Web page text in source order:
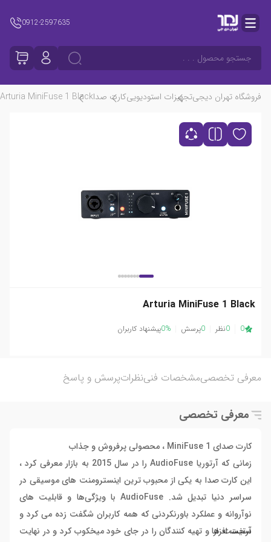
0912-2597635
جستجو محصول . . .
فروشگاه تهران دیجیتجهیزات استودیوییکارت صداArturia MiniFuse 1 Black
Arturia MiniFuse 1 Black
0
0نظر 0پرسش 0%پیشنهاد کاربران
معرفی تخصصیمشخصات فنینظراتپرسش و پاسخ
معرفی تخصصی
کارت صدای MiniFuse 1 ، محصولی پرفروش و جذاب
زمانی که آرتوریا AudioFuse را در سال 2015 به بازار معرفی کرد ،
این کارت صدا به یکی از محبوب ترین اینسترومنت های موسیقی در
سراسر دنیا تبدیل شد. AudioFuse با ویژگی‌ها و قابلیت های
نوآروانه و عملکرد باورنکردنی که همه کاربران شگفت زده می کرد و
آرتیست ها و تهیه کنندگان را در جای خود میخکوب کرد و در نهایت
سخت افزار